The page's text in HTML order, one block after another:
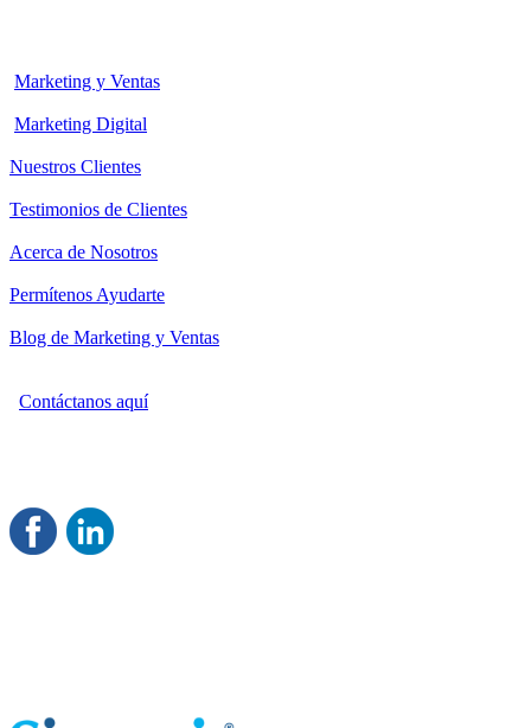
Marketing y Ventas
Marketing Digital
Nuestros Clientes
Testimonios de Clientes
Acerca de Nosotros
Permítenos Ayudarte
Blog de Marketing y Ventas
Contáctanos aquí